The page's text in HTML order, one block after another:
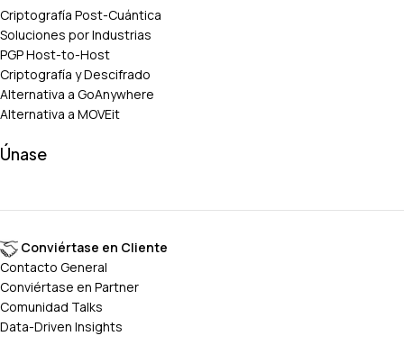
Criptografía Post-Cuántica
Soluciones por Industrias
PGP Host-to-Host
Criptografía y Descifrado
Alternativa a GoAnywhere
Alternativa a MOVEit
Únase
Conviértase en Cliente
Contacto General
Conviértase en Partner
Comunidad Talks
Data-Driven Insights